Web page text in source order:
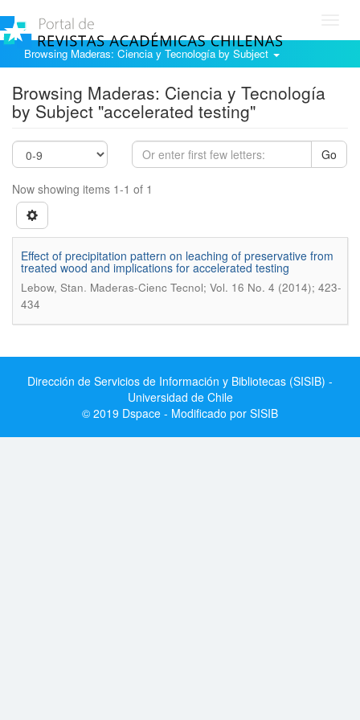
Browsing Maderas: Ciencia y Tecnología by Subject
Browsing Maderas: Ciencia y Tecnología
by Subject "accelerated testing"
Go
Now showing items 1-1 of 1
Effect of precipitation pattern on leaching of preservative from
treated wood and implications for accelerated testing
Lebow, Stan. Maderas-Cienc Tecnol; Vol. 16 No. 4 (2014); 423-
434
Dirección de Servicios de Información y Bibliotecas (SISIB) -
Universidad de Chile
© 2019 Dspace - Modificado por SISIB